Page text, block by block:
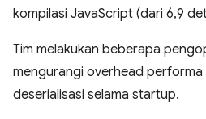
kompilasi JavaScript (dari 6,9
Tim melakukan beberapa
mengurangi overhead performa
deserialisasi selama startup.